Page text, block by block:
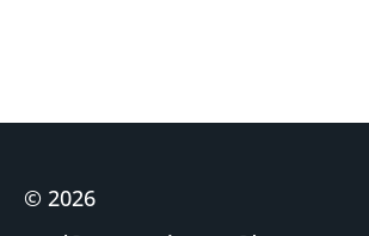
© 2026